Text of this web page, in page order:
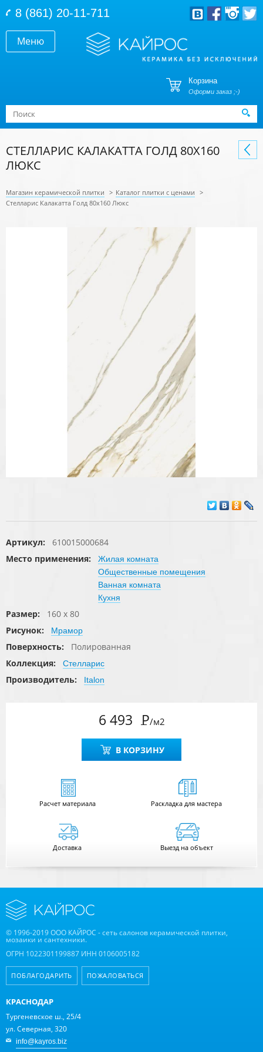
Меню
8 (861) 20-11-711
Корзина
Оформи заказ ;-)
Форма поиска
Поиск
СТЕЛЛАРИС КАЛАКАТТА ГОЛД 80Х160
ЛЮКС
Магазин керамической плитки > Каталог плитки с ценами >
Стелларис Калакатта Голд 80х160 Люкс
Артикул:
610015000684
Место применения:
Жилая комната
Общественные помещения
Ванная комната
Кухня
Размер:
160 x 80
Рисунок:
Мрамор
Поверхность:
Полированная
Коллекция:
Стелларис
Производитель: Italon
6 493 Р/м2
В КОРЗИНУ
Расчетматериала Раскладка для мастера
Доставка Выезд на объект
© 1996-2019 ООО КАЙРОС - сеть салонов керамической плитки,
мозаики и сантехники.
ОГРН 1022301199887 ИНН 0106005182
ПОБЛАГОДАРИТЬ ПОЖАЛОВАТЬСЯ
КРАСНОДАР
Тургеневское ш., 25/4
ул. Северная, 320
info@kayros.biz